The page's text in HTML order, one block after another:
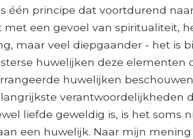
één principe dat voortdurend
een gevoel van spiritualiteit,
maar veel diepgaander - het is
huwelijken deze elementen
huwelijken
verantwoordelijkheden
liefde geweldig is, is het soms
​​een huwelijk. Naar mijn